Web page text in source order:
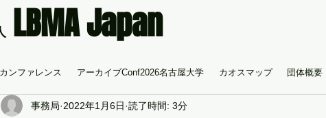
LBMA Japan
ンファレンス アーカイブConf2026名古屋大学 カオスマップ 団体概要
事務局 2022年1月6日 読了時間: 3分